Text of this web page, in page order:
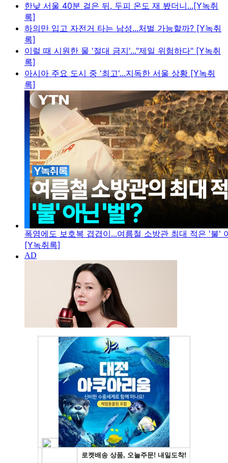
한낮 서울 40분 걸은 뒤, 두피 온도 재 봤더니...[Y녹취
록]
하의만 입고 자전거 타는 남성...처벌 가능할까? [Y녹취
록]
이럴 때 시원한 물 '절대 금지'..."제일 위험하다" [Y녹취
록]
아시아 주요 도시 중 '최고'...지독한 서울 상황 [Y녹취
록]
폭염에도 보호복 겹겹이...여름철 소방관 최대 적은 '불'
[Y녹취록]